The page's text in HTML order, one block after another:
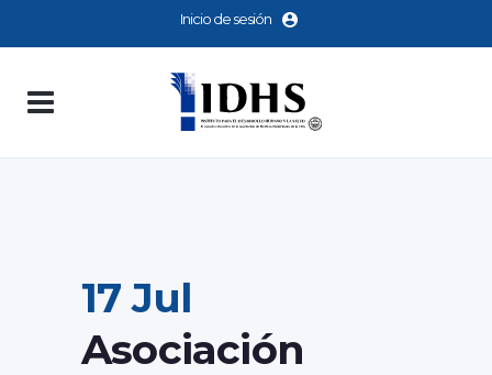
Inicio de sesión
17 Jul
Asociación